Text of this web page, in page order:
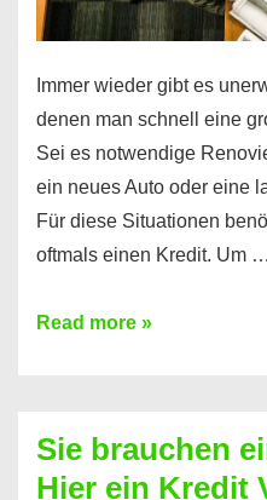
Immer wieder gibt es
denen man schnell eine
Sei es notwendige
ein neues Auto oder eine
Für diese Situationen
oftmals einen Kredit. Um …
Brauchen
Summe
Geld?
Read more »
Sie brauchen
Hier ein Kredit